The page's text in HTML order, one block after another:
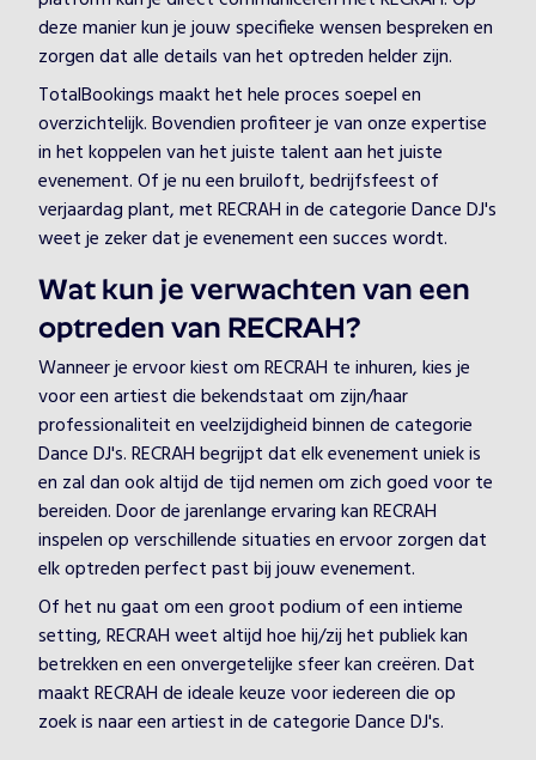
deze manier kun je jouw specifieke wensen bespreken en
zorgen dat alle details van het optreden helder zijn.
TotalBookings maakt het hele proces soepel en
overzichtelijk. Bovendien profiteer je van onze expertise
in het koppelen van het juiste talent aan het juiste
evenement. Of je nu een bruiloft, bedrijfsfeest of
verjaardag plant, met RECRAH in de categorie Dance DJ's
weet je zeker dat je evenement een succes wordt.
Wat kun je verwachten van een
optreden van RECRAH?
Wanneer je ervoor kiest om RECRAH te inhuren, kies je
voor een artiest die bekendstaat om zijn/haar
professionaliteit en veelzijdigheid binnen de categorie
Dance DJ's. RECRAH begrijpt dat elk evenement uniek is
en zal dan ook altijd de tijd nemen om zich goed voor te
bereiden. Door de jarenlange ervaring kan RECRAH
inspelen op verschillende situaties en ervoor zorgen dat
elk optreden perfect past bij jouw evenement.
Of het nu gaat om een groot podium of een intieme
setting, RECRAH weet altijd hoe hij/zij het publiek kan
betrekken en een onvergetelijke sfeer kan creëren. Dat
maakt RECRAH de ideale keuze voor iedereen die op
zoek is naar een artiest in de categorie Dance DJ's.